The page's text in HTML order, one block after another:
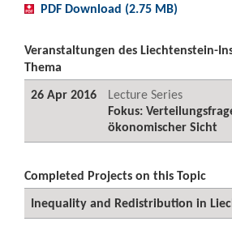
PDF Download (2.75 MB)
Veranstaltungen des Liechtenstein-
Thema
26 Apr 2016
Lecture Series
Fokus:
ökonomischer Sicht
Completed Projects on this Topic
Inequality and Redistribution in